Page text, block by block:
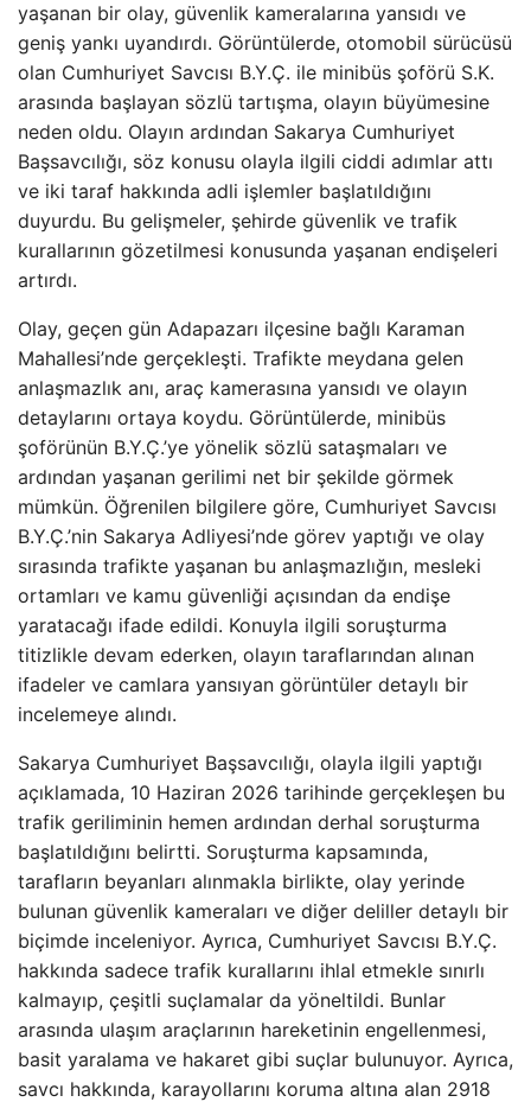
yaşanan bir olay, güvenlik kameralarına yansıdı ve
geniş yankı uyandırdı. Görüntülerde, otomobil sürücüsü
olan Cumhuriyet Savcısı B.Y.Ç. ile minibüs şoförü S.K.
arasında başlayan sözlü tartışma, olayın büyümesine
neden oldu. Olayın ardından Sakarya Cumhuriyet
Başsavcılığı, söz konusu olayla ilgili ciddi adımlar attı
ve iki taraf hakkında adli işlemler başlatıldığını
duyurdu. Bu gelişmeler, şehirde güvenlik ve trafik
kurallarının gözetilmesi konusunda yaşanan endişeleri
artırdı.
Olay, geçen gün Adapazarı ilçesine bağlı Karaman
Mahallesi’nde gerçekleşti. Trafikte meydana gelen
anlaşmazlık anı, araç kamerasına yansıdı ve olayın
detaylarını ortaya koydu. Görüntülerde, minibüs
şoförünün B.Y.Ç.’ye yönelik sözlü sataşmaları ve
ardından yaşanan gerilimi net bir şekilde görmek
mümkün. Öğrenilen bilgilere göre, Cumhuriyet Savcısı
B.Y.Ç.’nin Sakarya Adliyesi’nde görev yaptığı ve olay
sırasında trafikte yaşanan bu anlaşmazlığın, mesleki
ortamları ve kamu güvenliği açısından da endişe
yaratacağı ifade edildi. Konuyla ilgili soruşturma
titizlikle devam ederken, olayın taraflarından alınan
ifadeler ve camlara yansıyan görüntüler detaylı bir
incelemeye alındı.
Sakarya Cumhuriyet Başsavcılığı, olayla ilgili yaptığı
açıklamada, 10 Haziran 2026 tarihinde gerçekleşen bu
trafik geriliminin hemen ardından derhal soruşturma
başlatıldığını belirtti. Soruşturma kapsamında,
tarafların beyanları alınmakla birlikte, olay yerinde
bulunan güvenlik kameraları ve diğer deliller detaylı bir
biçimde inceleniyor. Ayrıca, Cumhuriyet Savcısı B.Y.Ç.
hakkında sadece trafik kurallarını ihlal etmekle sınırlı
kalmayıp, çeşitli suçlamalar da yöneltildi. Bunlar
arasında ulaşım araçlarının hareketinin engellenmesi,
basit yaralama ve hakaret gibi suçlar bulunuyor. Ayrıca,
savcı hakkında, karayollarını koruma altına alan 2918